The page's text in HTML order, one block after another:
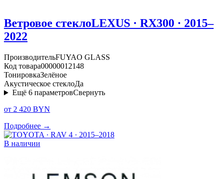
Ветровое стеклоLEXUS · RX300 · 2015–
2022
ПроизводительFUYAO GLASS
Код товара00000012148
ТонировкаЗелёное
Акустическое стеклоДа
Ещё 6 параметровСвернуть
от 2 420 BYN
Подробнее →
В наличии